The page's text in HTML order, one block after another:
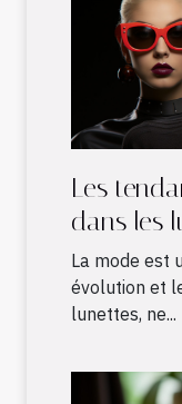
Les
dans les
leur
La mode est
évolution et
lunettes, ne...